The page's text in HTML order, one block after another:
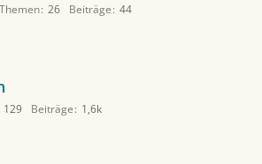
Themen 26 Beiträge 44
129 Beiträge 1,6k